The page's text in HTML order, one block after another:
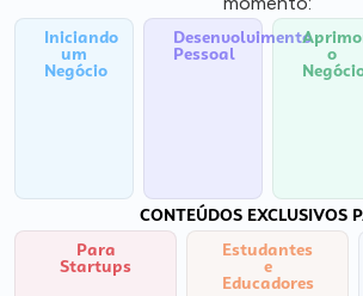
Iniciando
um
Negócio
Desenvolvimento
Pessoal o
CONTEÚDOS EXCLUSIVOS
Para
Startups
Estudantes
e
Educadores